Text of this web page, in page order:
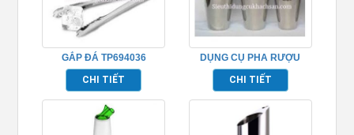
GẮP ĐÁ TP694036
CHI TIẾT
DỤNG CỤ PHA RƯỢU
SHAKER 55L TP694028
CHI TIẾT